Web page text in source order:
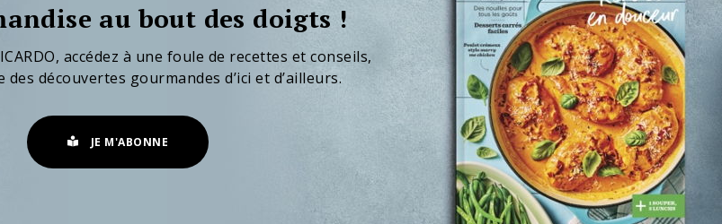
au bout des doigts !
accédez à une foule de recettes et conseils,
découvertes gourmandes d’ici et d’ailleurs.
JE M'ABONNE